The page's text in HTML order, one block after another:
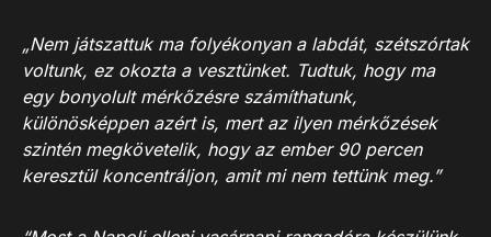
„Nem játszattuk ma folyékonyan a labdát, szétszórtak
voltunk, ez okozta a vesztünket. Tudtuk, hogy ma
egy bonyolult mérkőzésre számíthatunk,
különösképpen azért is, mert az ilyen mérkőzések
szintén megkövetelik, hogy az ember 90 percen
keresztül koncentráljon, amit mi nem tettünk meg.”